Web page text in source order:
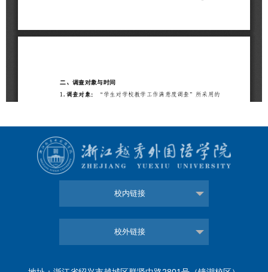
校内链接
校外链接